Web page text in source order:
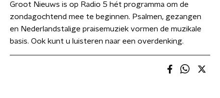
Groot Nieuws is op Radio 5 hét programma om de
zondagochtend mee te beginnen. Psalmen, gezangen
en Nederlandstalige praisemuziek vormen de muzikale
basis. Ook kunt u luisteren naar een overdenking.